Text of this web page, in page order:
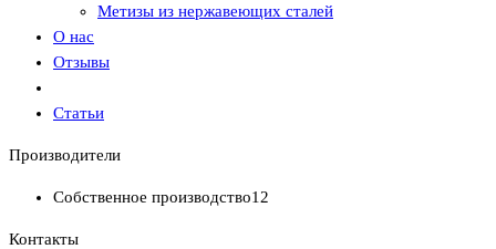
Метизы из нержавеющих сталей
О нас
Отзывы
Статьи
Производители
Собственное производство12
Контакты